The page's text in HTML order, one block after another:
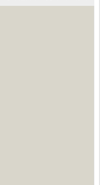
股市投资，稳健获利